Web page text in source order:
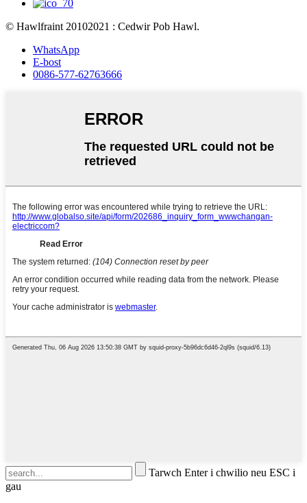
© Hawlfraint 20102021 : Cedwir Pob Hawl.
WhatsApp
E-bost
0086-577-62763666
Tarwch Enter i chwilio neu ESC i
gau